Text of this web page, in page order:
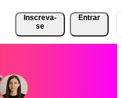
Inscreva-
se
Entrar